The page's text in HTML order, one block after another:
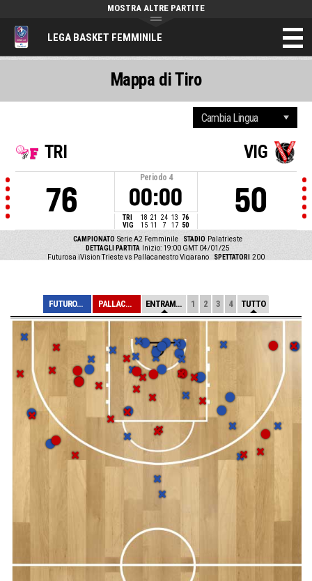
LEGA BASKET FEMMINILE
MOSTRA ALTRE PARTITE
TRI
76
Periodo 4
00:00
TRI 18 21 24 13
76
VIG
15 11 7 17 50
VIG
50
CAMPIONATO Serie A2 Femminile STADIO Palatrieste
DETTAGLI PARTITA
Inizio: 19:00 GMT 04/01/25
Futurosa iVision Trieste vs Pallacanestro Vigarano
SPETTATORI 200
Mappa di Tiro
FUTUROSA IVISIO... PALLACANESTRO V... ENTRAMBE 1 2 3 4 TUTTO